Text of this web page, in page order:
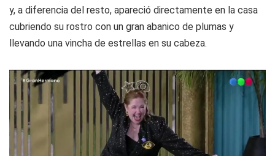
y, a diferencia del resto, apareció directamente en la casa
cubriendo su rostro con un gran abanico de plumas y
llevando una vincha de estrellas en su cabeza.